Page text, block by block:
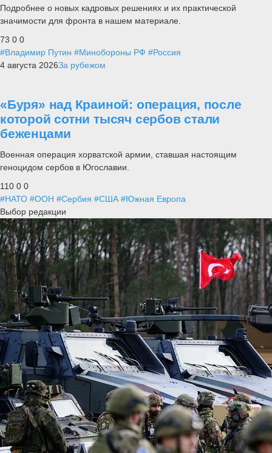
Подробнее о новых кадровых решениях и их практической
значимости для фронта в нашем материале.
73 0 0
#Владимир Путин #Минобороны РФ #Россия
4 августа 2026За рубежом
«Буря» над Краиной: операция, после
которой сотни тысяч сербов стали
беженцами
Военная операция хорватской армии, ставшая настоящим
геноцидом сербов в Югославии.
110 0 0
#НАТО #ООН #Сербия #США #Южная Европа
Выбор редакции